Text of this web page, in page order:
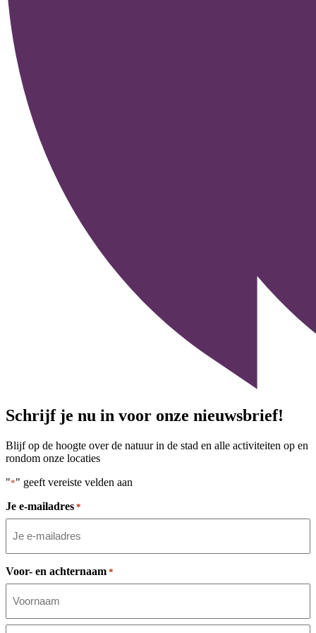
Schrijf je nu in voor onze nieuwsbrief!
Blijf op de hoogte over de natuur in de stad en alle activiteiten op en
rondom onze locaties
"*" geeft vereiste velden aan
Je e-mailadres *
Voor- en achternaam *
Voornaam